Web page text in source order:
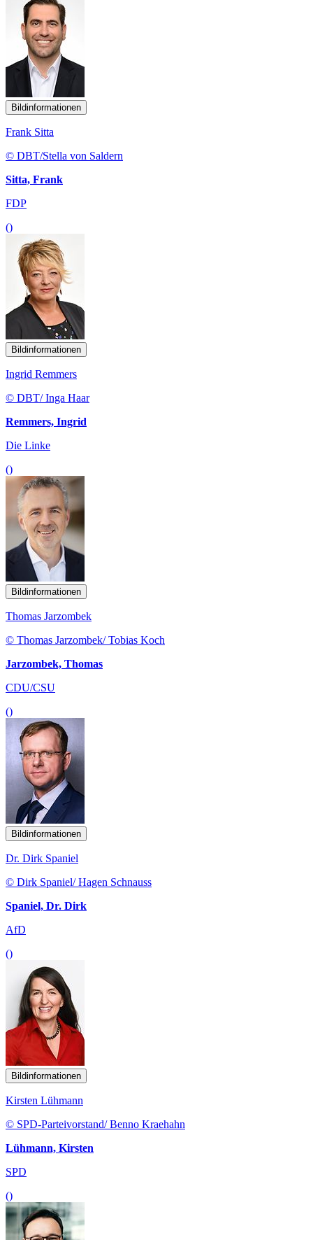
Bildinformationen
Frank Sitta
© DBT/Stella von Saldern
Sitta, Frank
FDP
()
Bildinformationen
Ingrid Remmers
© DBT/ Inga Haar
Remmers, Ingrid
Die Linke
()
Bildinformationen
Thomas Jarzombek
© Thomas Jarzombek/ Tobias Koch
Jarzombek, Thomas
CDU/CSU
()
Bildinformationen
Dr. Dirk Spaniel
© Dirk Spaniel/ Hagen Schnauss
Spaniel, Dr. Dirk
AfD
()
Bildinformationen
Kirsten Lühmann
© SPD-Parteivorstand/ Benno Kraehahn
Lühmann, Kirsten
SPD
()